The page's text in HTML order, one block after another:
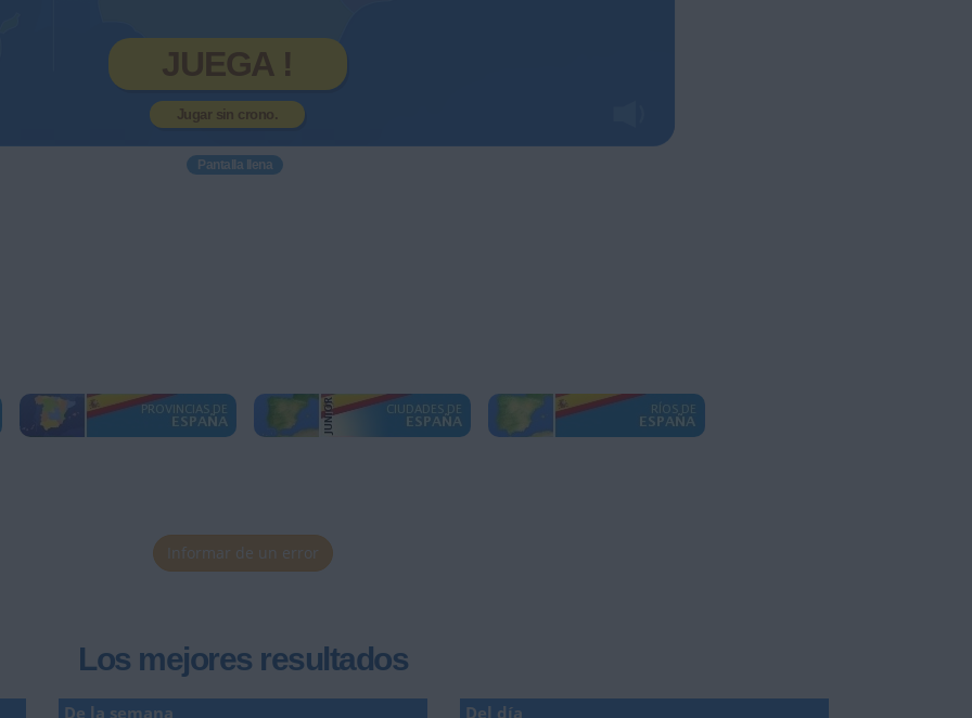
JUEGA !
Jugar sin crono.
Pantalla llena
Informar de un error
Los mejores resultados
De la semana
Del día